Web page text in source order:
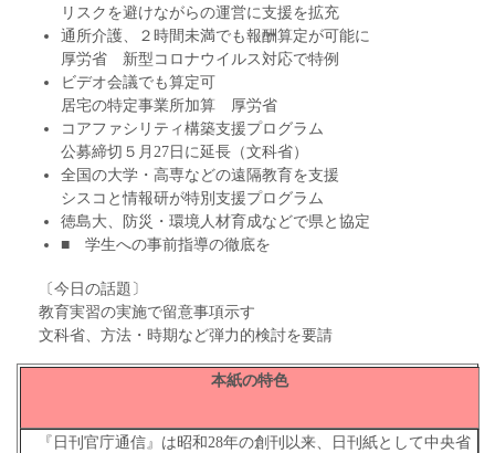
リスクを避けながらの運営に支援を拡充
通所介護、２時間未満でも報酬算定が可能に
厚労省 新型コロナウイルス対応で特例
ビデオ会議でも算定可
居宅の特定事業所加算 厚労省
コアファシリティ構築支援プログラム
公募締切５月27日に延長（文科省）
全国の大学・高専などの遠隔教育を支援
シスコと情報研が特別支援プログラム
徳島大、防災・環境人材育成などで県と協定
■ 学生への事前指導の徹底を
〔今日の話題〕
教育実習の実施で留意事項示す
文科省、方法・時期など弾力的検討を要請
本紙の特色
『日刊官庁通信』は昭和28年の創刊以来、日刊紙として中央省